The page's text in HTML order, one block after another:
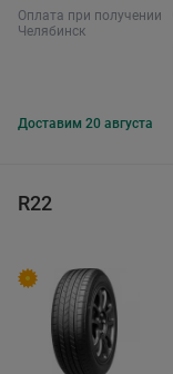
Оплата при получении
Челябинск
Доставим 20 августа
R22